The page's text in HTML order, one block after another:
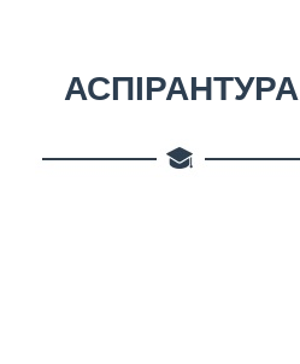
АСПІРАНТУРА